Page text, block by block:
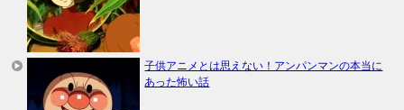
子供アニメとは思えない！アンパンマンの本当に
あった怖い話